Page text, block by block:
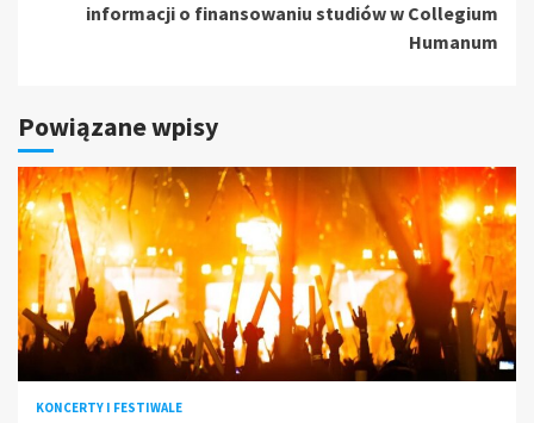
informacji o finansowaniu studiów w Collegium
Humanum
Powiązane wpisy
KONCERTY I FESTIWALE